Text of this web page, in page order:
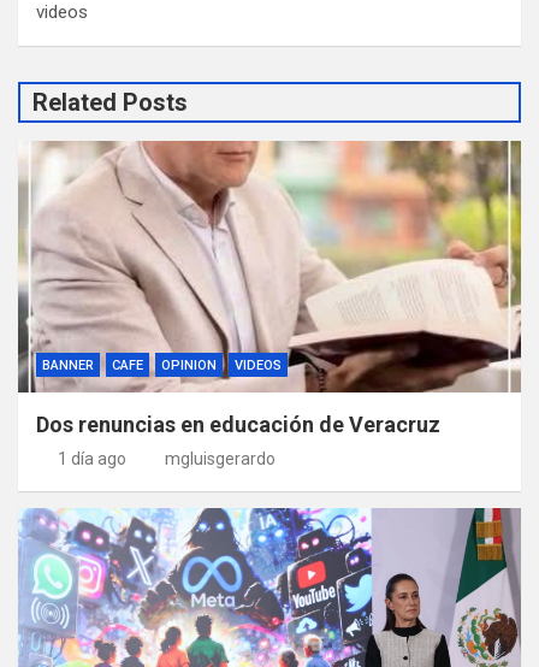
videos
Related Posts
BANNER CAFE OPINION VIDEOS
Dos renuncias en educación de Veracruz
1 día ago mgluisgerardo